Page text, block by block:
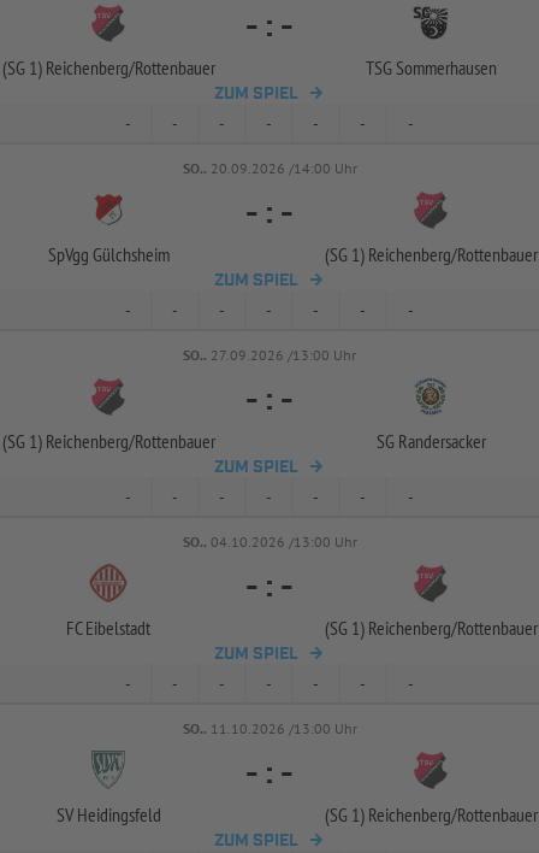
(SG 1) Reichenberg/Rottenbauer
- : -
TSG Sommerhausen
ZUM SPIEL
- - - - - - -
SO.. 20.09.2026 /14:00 Uhr
SpVgg Gülchsheim
- : -
(SG 1) Reichenberg/Rottenbauer
ZUM SPIEL
- - - - - - -
SO.. 27.09.2026 /13:00 Uhr
(SG 1) Reichenberg/Rottenbauer
- : -
SG Randersacker
ZUM SPIEL
- - - - - - -
SO.. 04.10.2026 /13:00 Uhr
FC Eibelstadt
- : -
(SG 1) Reichenberg/Rottenbauer
ZUM SPIEL
- - - - - - -
SO.. 11.10.2026 /13:00 Uhr
SV Heidingsfeld
- : -
(SG 1) Reichenberg/Rottenbauer
ZUM SPIEL